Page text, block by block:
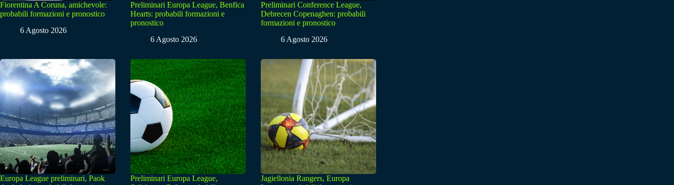
Fiorentina A Coruna, amichevole:
probabili formazioni e pronostico
6 Agosto 2026
Preliminari Europa League, Benfica
Hearts: probabili formazioni e
pronostico
6 Agosto 2026
Preliminari Conference League,
Debrecen Copenaghen: probabili
formazioni e pronostico
6 Agosto 2026
Europa League preliminari, Paok
Preliminari Europa League,
Jagiellonia Rangers, Europa